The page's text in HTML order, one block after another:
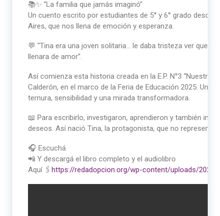
📚✨ “La familia que jamás imaginó”
Un cuento escrito por estudiantes de 5° y 6° grado desde
Aires, que nos llena de emoción y esperanza.
💬 “Tina era una joven solitaria… le daba tristeza ver que
llenara de amor”.
Así comienza esta historia creada en la E.P. N°3 “Nuestra
Calderón, en el marco de la Feria de Educación 2025. Un
ternura, sensibilidad y una mirada transformadora.
📖 Para escribirlo, investigaron, aprendieron y también
deseos. Así nació Tina, la protagonista, que no
🎧 Escuchá
📲 Y descargá el libro completo y el audiolibro
Aquí 🖇 https://redadopcion.org/wp-content/uploads/